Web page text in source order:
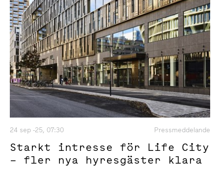
24 sep -25, 07:30 Pressmeddelande
Starkt intresse för Life City
– fler nya hyresgäster klara